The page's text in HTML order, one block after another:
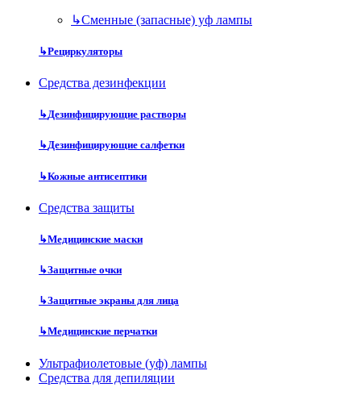
↳Сменные (запасные) уф лампы
↳Рециркуляторы
Средства дезинфекции
↳Дезинфицирующие растворы
↳Дезинфицирующие салфетки
↳Кожные антисептики
Средства защиты
↳Медицинские маски
↳Защитные очки
↳Защитные экраны для лица
↳Медицинские перчатки
Ультрафиолетовые (уф) лампы
Средства для депиляции